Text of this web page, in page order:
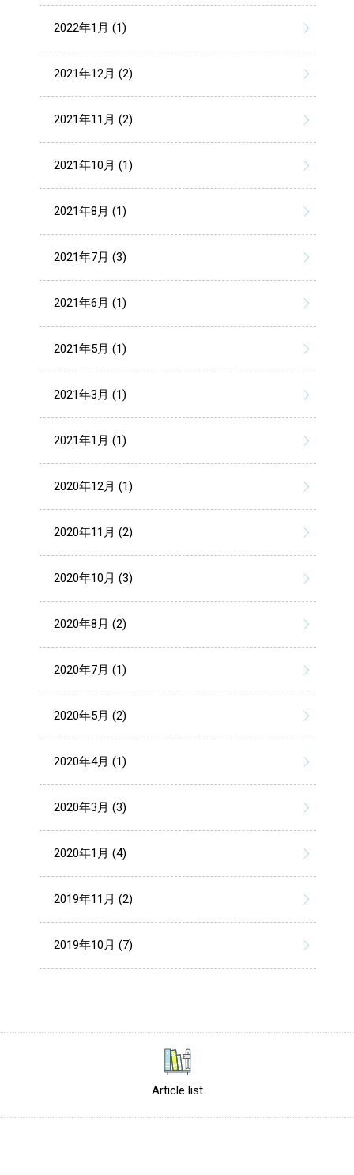
2022年1月 (1)
2021年12月 (2)
2021年11月 (2)
2021年10月 (1)
2021年8月 (1)
2021年7月 (3)
2021年6月 (1)
2021年5月 (1)
2021年3月 (1)
2021年1月 (1)
2020年12月 (1)
2020年11月 (2)
2020年10月 (3)
2020年8月 (2)
2020年7月 (1)
2020年5月 (2)
2020年4月 (1)
2020年3月 (3)
2020年1月 (4)
2019年11月 (2)
2019年10月 (7)
Article list